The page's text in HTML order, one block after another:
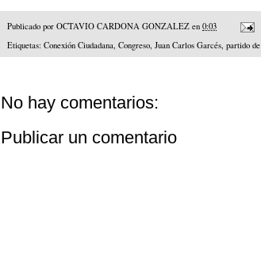
Publicado por OCTAVIO CARDONA GONZALEZ en 0:03
Etiquetas: Conexión Ciudadana, Congreso, Juan Carlos Garcés, partido
No hay comentarios:
Publicar un comentario